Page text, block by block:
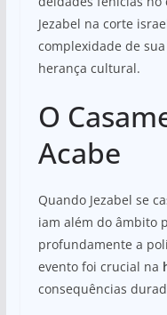
Jezabel na corte
complexidade de
herança cultural.
O
Acabe
Quando Jezabel se
iam além do âmbito
profundamente a
evento foi crucial na
consequências